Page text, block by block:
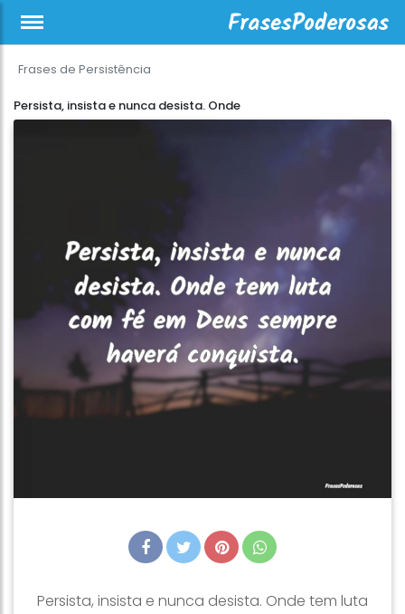
Frases de Persistência
Persista, insista e nunca desista. Onde
Persista, insista e nunca desista. Onde tem luta